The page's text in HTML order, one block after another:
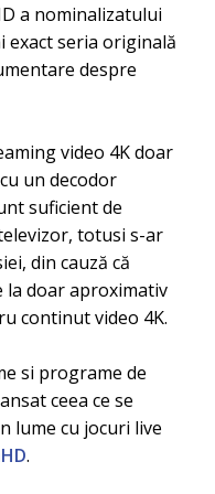
a nominalizatului
exact seria originală
despre
video 4K doar
un decodor
suficient de
totusi s-ar
din cauză că
la doar aproximativ
continut video 4K.
si programe de
ceea ce se
lume cu jocuri live
.